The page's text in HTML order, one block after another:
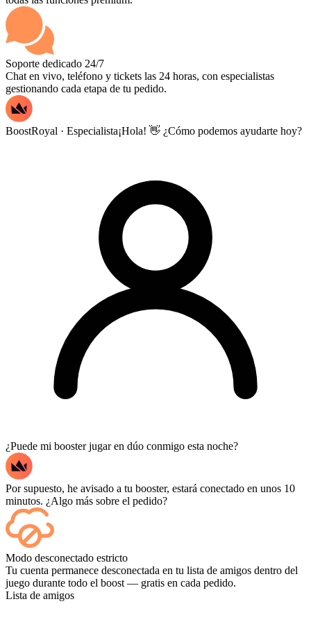
Soporte dedicado 24/7
Chat en vivo, teléfono y tickets las 24 horas, con especialistas
gestionando cada etapa de tu pedido.
BoostRoyal · Especialista¡Hola! 👋 ¿Cómo podemos ayudarte hoy?
¿Puede mi booster jugar en dúo conmigo esta noche?
Por supuesto, he avisado a tu booster, estará conectado en unos 10
minutos. ¿Algo más sobre el pedido?
Sí, cada partida aparece en tu panel de control a medida que termina,
y si quieres ver las partidas en sí, añade Streaming al finalizar la
compra.
Modo desconectado estricto
Tu cuenta permanece desconectada en tu lista de amigos dentro del
juego durante todo el boost — gratis en cada pedido.
Lista de amigos